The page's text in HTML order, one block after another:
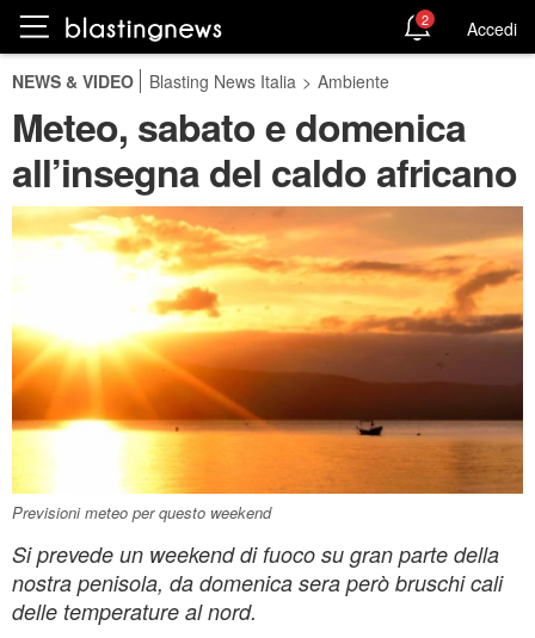
2 Accedi
NEWS & VIDEO Blasting News Italia > Ambiente
Meteo, sabato e domenica
all’insegna del caldo africano
Previsioni meteo per questo weekend
Si prevede un weekend di fuoco su gran parte della
nostra penisola, da domenica sera però bruschi cali
delle temperature al nord.